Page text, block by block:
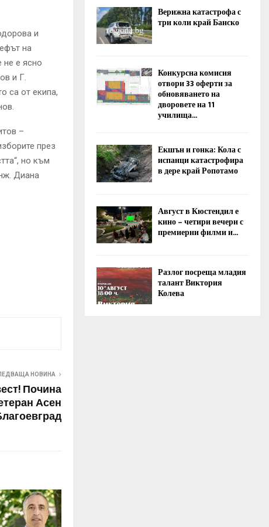
и
на
не е ясно
и Г.
са от екипа,
–
през
но към
Диана
НОВИНА
Почина
Асен
Верижна катастрофа с
три коли край Банско
Конкурсна комисия
отвори 33 оферти за
обновяването на
дворовете на 11
училища...
Екшън и гонка: Кола с
испанци катастрофира
в дере край Ропотамо
Август в Кюстендил е
кино – четири вечери с
премиерни филми и...
Разлог посреща младия
талант Виктория
Колева